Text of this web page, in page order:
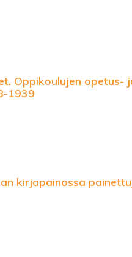
Oppikoulujen opetus-
1939
kirjapainossa